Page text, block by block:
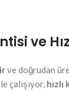
ve
ve doğrudan
çalışıyor, hızlı